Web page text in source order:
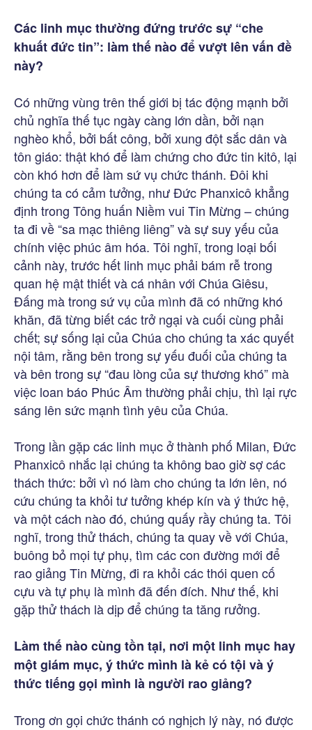
Các linh mục thường đứng trước sự “che
khuất đức tin”: làm thế nào để vượt lên vấn đề
này?
Có những vùng trên thế giới bị tác động mạnh bởi
chủ nghĩa thế tục ngày càng lớn dần, bởi nạn
nghèo khổ, bởi bất công, bởi xung đột sắc dân và
tôn giáo: thật khó để làm chứng cho đức tin kitô, lại
còn khó hơn để làm sứ vụ chức thánh. Đôi khi
chúng ta có cảm tưởng, như Đức Phanxicô khẳng
định trong Tông huấn Niềm vui Tin Mừng – chúng
ta đi về “sa mạc thiêng liêng” và sự suy yếu của
chính việc phúc âm hóa. Tôi nghĩ, trong loại bối
cảnh này, trước hết linh mục phải bám rễ trong
quan hệ mật thiết và cá nhân với Chúa Giêsu,
Đấng mà trong sứ vụ của mình đã có những khó
khăn, đã từng biết các trở ngại và cuối cùng phải
chết; sự sống lại của Chúa cho chúng ta xác quyết
nội tâm, rằng bên trong sự yếu đuối của chúng ta
và bên trong sự “đau lòng của sự thương khó” mà
việc loan báo Phúc Âm thường phải chịu, thì lại rực
sáng lên sức mạnh tình yêu của Chúa.
Trong lần gặp các linh mục ở thành phố Milan, Đức
Phanxicô nhắc lại chúng ta không bao giờ sợ các
thách thức: bởi vì nó làm cho chúng ta lớn lên, nó
cứu chúng ta khỏi tư tưởng khép kín và ý thức hệ,
và một cách nào đó, chúng quấy rầy chúng ta. Tôi
nghĩ, trong thử thách, chúng ta quay về với Chúa,
buông bỏ mọi tự phụ, tìm các con đường mới để
rao giảng Tin Mừng, đi ra khỏi các thói quen cố
cựu và tự phụ là mình đã đến đích. Như thế, khi
gặp thử thách là dịp để chúng ta tăng rưởng.
Làm thế nào cùng tồn tại, nơi một linh mục hay
một giám mục, ý thức mình là kẻ có tội và ý
thức tiếng gọi mình là người rao giảng?
Trong ơn gọi chức thánh có nghịch lý này, nó được